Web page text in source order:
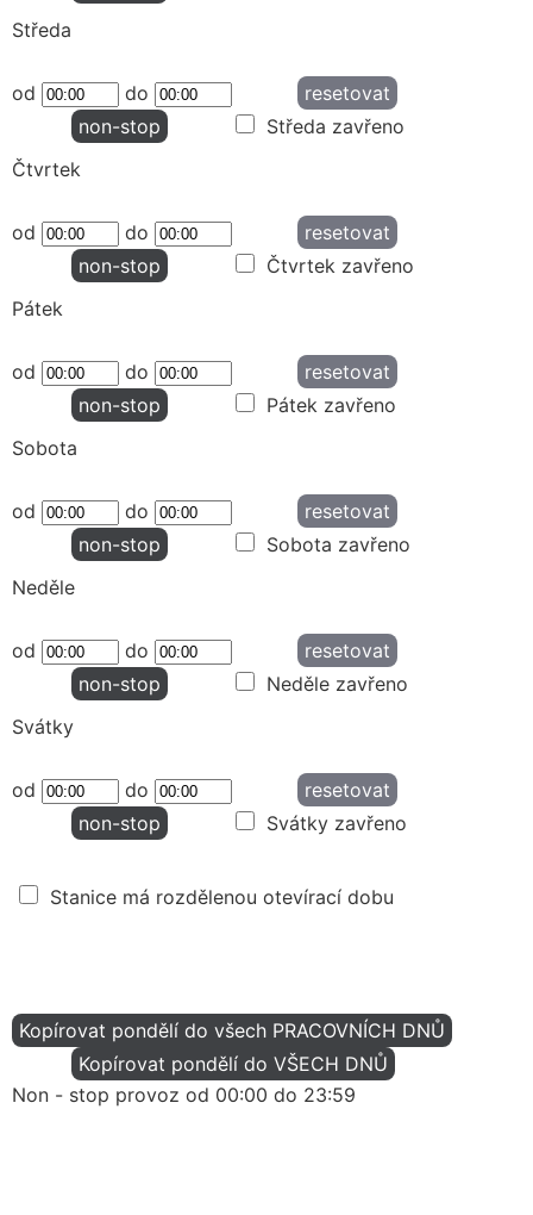
Středa
od do
resetovat
non-stop
Středa zavřeno
Čtvrtek
od do
resetovat
non-stop
Čtvrtek zavřeno
Pátek
od do
resetovat
non-stop
Pátek zavřeno
Sobota
od do
resetovat
non-stop
Sobota zavřeno
Neděle
od do
resetovat
non-stop
Neděle zavřeno
Svátky
od do
resetovat
non-stop
Svátky zavřeno
Stanice má rozdělenou otevírací dobu
Kopírovat pondělí do všech PRACOVNÍCH DNŮ
Kopírovat pondělí do VŠECH DNŮ
Non - stop provoz od 00:00 do 23:59